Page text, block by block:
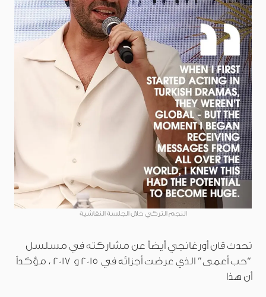
النجم التركي خلال الجلسة النقاشية
تحدث قان أورغانجي أيضاً عن مشاركته في مسلسل
“حب أعمى” الذي عرضت أجزائه في 2015 و 2017 ، مؤكداً
أن هذا